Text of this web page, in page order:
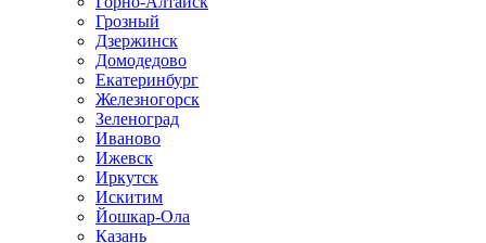
Грозный
Дзержинск
Домодедово
Екатеринбург
Железногорск
Зеленоград
Иваново
Ижевск
Иркутск
Искитим
Йошкар-Ола
Казань